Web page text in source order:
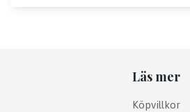
Läs mer
Köpvillkor